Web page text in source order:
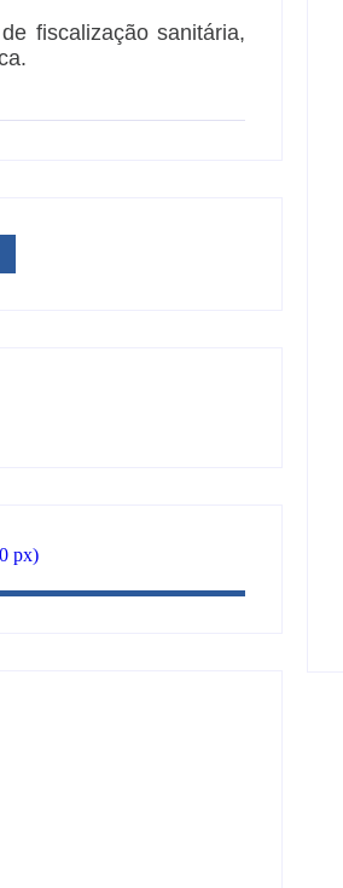
fiscalização sanitária,